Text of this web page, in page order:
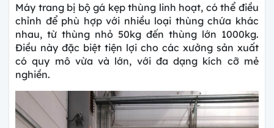
Máy trang bị bộ gá kẹp thùng linh hoạt, có thể điều
chỉnh để phù hợp với nhiều loại thùng chứa khác
nhau, từ thùng nhỏ 50kg đến thùng lớn 1000kg.
Điều này đặc biệt tiện lợi cho các xưởng sản xuất
có quy mô vừa và lớn, với đa dạng kích cỡ mẻ
nghiền.